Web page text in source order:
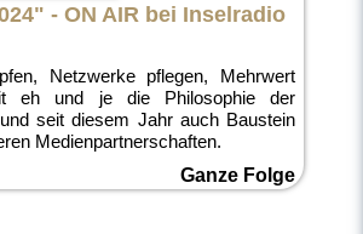
- ON AIR bei Inselradio
Netzwerke pflegen, Mehrwert
eh und je die Philosophie der
seit diesem Jahr auch Baustein
Medienpartnerschaften.
Ganze Folge